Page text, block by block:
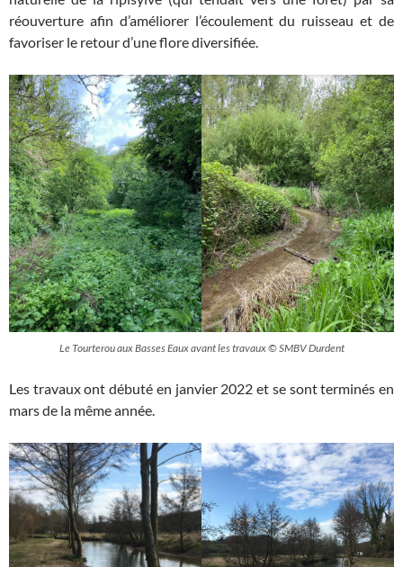
réouverture afin d’améliorer l’écoulement du ruisseau et de
favoriser le retour d’une flore diversifiée.
Le Tourterou aux Basses Eaux avant les travaux © SMBV Durdent
Les travaux ont débuté en janvier 2022 et se sont terminés en
mars de la même année.